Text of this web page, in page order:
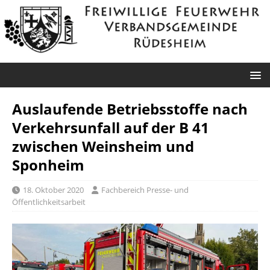
Auslaufende Betriebsstoffe nach
Verkehrsunfall auf der B 41
zwischen Weinsheim und
Sponheim
18. Oktober 2020
Fachbereich Presse- und
Öffentlichkeitsarbeit
Roxheim: Unklare
Rauchentwicklung
Sprendlingen: Überörtliche Hilfe bei
Industriebrand in Sprendlingen